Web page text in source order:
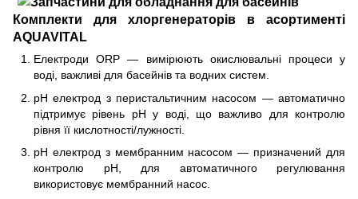
Комплекти для хлоргенераторів в асортименті
AQUAVITAL
Електроди ORP — вимірюють окислювальні процеси у
воді, важливі для басейнів та водних систем.
pH електрод з перистальтичним насосом — автоматично
підтримує рівень pH у воді, що важливо для контролю
рівня її кислотності/лужності.
pH електрод з мембранним насосом — призначений для
контролю pH, для автоматичного регулювання
використовує мембранний насос.